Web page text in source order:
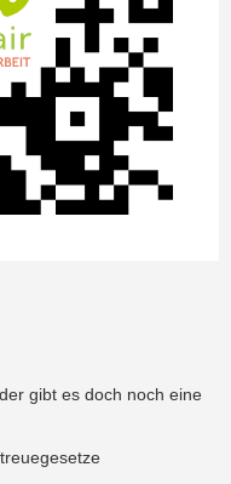
gibt es doch noch eine